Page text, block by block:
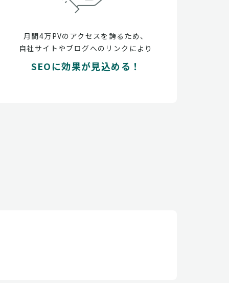
月間4万PVのアクセスを誇るため、
自社サイトやブログへのリンクにより
SEOに効果が見込める！